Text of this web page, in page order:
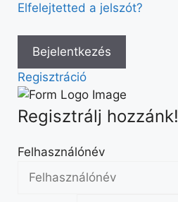
Elfelejtetted a jelszót?
Regisztráció
Regisztrálj hozzánk!
Felhasználónév